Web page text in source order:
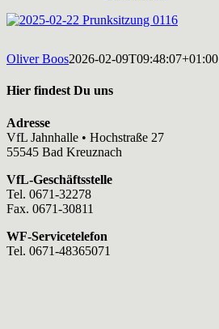
Oliver Boos2026-02-09T09:48:07+01:00
Hier findest Du uns
Adresse
VfL Jahnhalle • Hochstraße 27
55545 Bad Kreuznach
VfL-Geschäftsstelle
Tel. 0671-32278
Fax. 0671-30811
WF-Servicetelefon
Tel. 0671-48365071